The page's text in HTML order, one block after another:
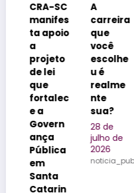
A
carreira
que
escolhe
u é
realme
nte
sua?
28 de
julho de
2026
noticia_publicada
empreg
os de TI
que
mais
vão
mudar
com a
IA nos
próximo
s três
ano
27 de